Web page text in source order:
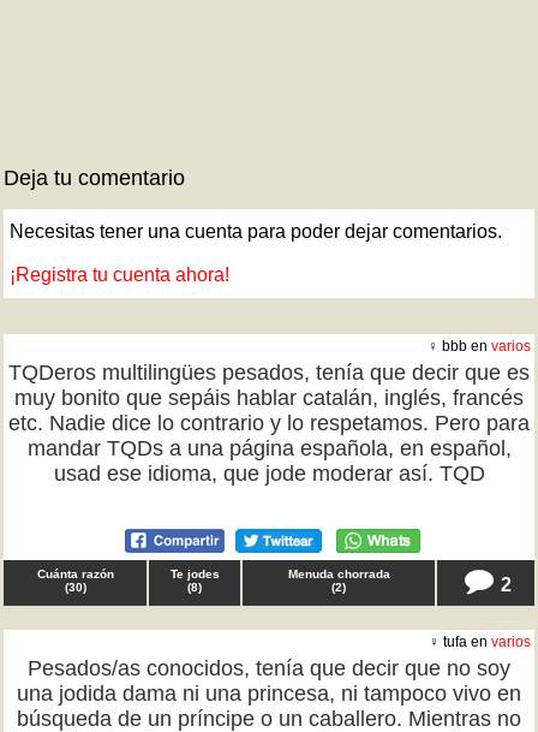
Deja tu comentario
Necesitas tener una cuenta para poder dejar comentarios.
¡Registra tu cuenta ahora!
♀ bbb en varios
TQDeros multilingües pesados, tenía que decir que es
muy bonito que sepáis hablar catalán, inglés, francés
etc. Nadie dice lo contrario y lo respetamos. Pero para
mandar TQDs a una página española, en español,
usad ese idioma, que jode moderar así. TQD
Cuánta razón
(30)
Te jodes
(8)
Menuda chorrada
(2) 2
♀ tufa en varios
Pesados/as conocidos, tenía que decir que no soy
una jodida dama ni una princesa, ni tampoco vivo en
búsqueda de un príncipe o un caballero. Mientras no